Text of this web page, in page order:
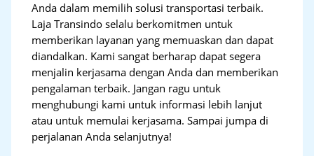
Anda dalam memilih solusi transportasi terbaik.
Laja Transindo selalu berkomitmen untuk
memberikan layanan yang memuaskan dan dapat
diandalkan. Kami sangat berharap dapat segera
menjalin kerjasama dengan Anda dan memberikan
pengalaman terbaik. Jangan ragu untuk
menghubungi kami untuk informasi lebih lanjut
atau untuk memulai kerjasama. Sampai jumpa di
perjalanan Anda selanjutnya!